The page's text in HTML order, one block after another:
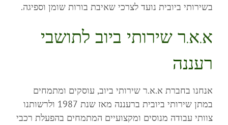
בשירותי ביובית נועד לצרכי שאיבת בורות שומן וספיגה.
א.א.ר שירותי ביוב לתושבי
רעננה
אנחנו בחברת א.א.ר שירותי ביוב, עוסקים ומתמחים
במתן שירותי ביובית ברעננה מאז שנת 1987 ולרשותנו
צוותי עבודה מנוסים ומקצועיים המתמחים בהפעלת רכבי